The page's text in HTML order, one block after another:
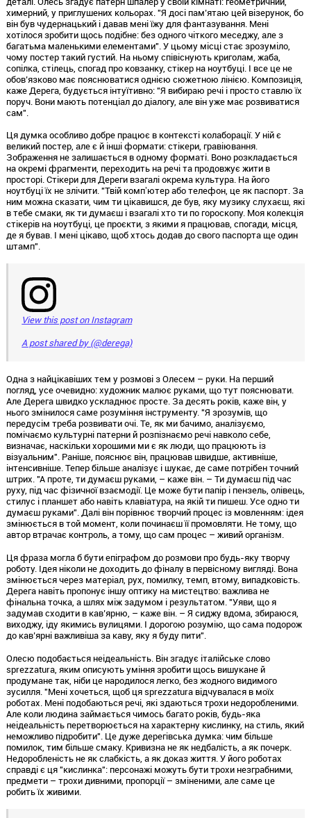
химерний, у приглушених кольорах. "Я досі пам’ятаю цей візерунок, бо
він був чудернацький і давав мені їжу для фантазування. Мені
хотілося зробити щось подібне: без одного чіткого меседжу, але з
багатьма маленькими елементами". У цьому місці стає зрозуміло,
чому постер такий густий. На ньому співіснують криголам, жаба,
сопілка, стілець, спогад про ковзанку, стікер на ноутбуці. І все це не
обов’язково має пояснюватися однією сюжетною лінією. Композиція,
каже Дерега, будується інтуїтивно: "Я вибираю речі і просто ставлю їх
поруч. Вони мають потенціал до діалогу, але він уже має розвиватися
сам".
Ця думка особливо добре працює в контексті колаборації. У ній є
великий постер, але є й інші формати: стікери, гравіювання.
Зображення не залишається в одному форматі. Воно розкладається
на окремі фрагменти, переходить на речі та продовжує жити в
просторі. Стікери для Дереги взагалі окрема культура. На його
ноутбуці їх не злічити. "Твій компʼютер або телефон, це як паспорт. За
ним можна сказати, чим ти цікавишся, де був, яку музику слухаєш, які
в тебе смаки, як ти думаєш і взагалі хто ти по гороскопу. Моя колекція
стікерів на ноутбуці, це проєкти, з якими я працював, спогади, місця,
де я бував. І мені цікаво, щоб хтось додав до свого паспорта ще один
штамп".
View this post on Instagram
A post shared by (@derega)
Одна з найцікавіших тем у розмові з Олесем – руки. На перший
погляд, усе очевидно: художник малює руками, що тут пояснювати.
Але Дерега швидко ускладнює просте. За десять років, каже він, у
нього змінилося саме розуміння інструменту. "Я зрозумів, що
передусім треба розвивати очі. Те, як ми бачимо, аналізуємо,
помічаємо культурні патерни й розпізнаємо речі навколо себе,
визначає, наскільки хорошими ми є як люди, що працюють із
візуальним". Раніше, пояснює він, працював швидше, активніше,
інтенсивніше. Тепер більше аналізує і шукає, де саме потрібен точний
штрих. "А проте, ти думаєш руками, – каже він. – Ти думаєш під час
руху, під час фізичної взаємодії. Це може бути папір і пензель, олівець,
стилус і планшет або навіть клавіатура, на якій ти пишеш. Усе одно ти
думаєш руками". Далі він порівнює творчий процес із мовленням: ідея
змінюється в той момент, коли починаєш її промовляти. Не тому, що
автор втрачає контроль, а тому, що сам процес – живий організм.
Ця фраза могла б бути епіграфом до розмови про будь-яку творчу
роботу. Ідея ніколи не доходить до фіналу в первісному вигляді. Вона
змінюється через матеріал, рух, помилку, темп, втому, випадковість.
Дерега навіть пропонує іншу оптику на мистецтво: важлива не
фінальна точка, а шлях між задумом і результатом. "Уяви, що я
задумав сходити в кав’ярню, – каже він. – Я сиджу вдома, збираюся,
виходжу, іду якимись вулицями. І дорогою розумію, що сама подорож
до кав’ярні важливіша за каву, яку я буду пити".
Олесю подобається неідеальність. Він згадує італійське слово
sprezzatura, яким описують уміння зробити щось вишукане й
продумане так, ніби це народилося легко, без жодного видимого
зусилля. "Мені хочеться, щоб ця sprezzatura відчувалася в моїх
роботах. Мені подобаються речі, які здаються трохи недоробленими.
Але коли людина займається чимось багато років, будь-яка
неідеальність перетворюється на характерну кислинку, на стиль, який
неможливо підробити". Це дуже дерегівська думка: чим більше
помилок, тим більше смаку. Кривизна не як недбалість, а як почерк.
Недоробленість не як слабкість, а як доказ життя. У його роботах
справді є ця "кислинка": персонажі можуть бути трохи незграбними,
предмети – трохи дивними, пропорції – зміненими, але саме це
робить їх живими.